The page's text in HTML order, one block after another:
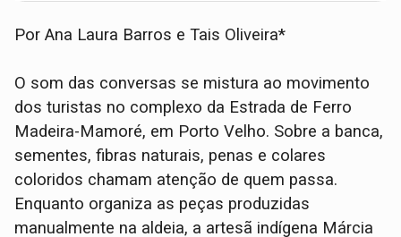
Por Ana Laura Barros e Tais Oliveira*
O som das conversas se mistura ao movimento
dos turistas no complexo da Estrada de Ferro
Madeira-Mamoré, em Porto Velho. Sobre a banca,
sementes, fibras naturais, penas e colares
coloridos chamam atenção de quem passa.
Enquanto organiza as peças produzidas
manualmente na aldeia, a artesã indígena Márcia